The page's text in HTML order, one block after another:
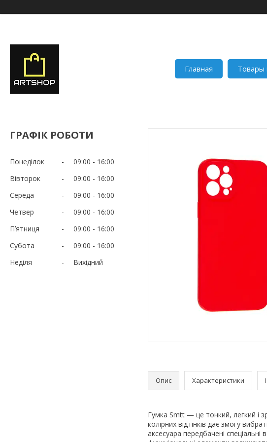
Главная Товары
ГРАФІК РОБОТИ
Понеділок 09:00
16:00
Вівторок
09:00
16:00
Середа
09:00
16:00
Четвер
09:00
16:00
Пʼятниця
09:00
16:00
Субота
09:00
16:00
Неділя
Вихідний
Опис Характеристики
Гумка Smtt — це тонкий, легкий і
колірних відтінків дає змогу
аксесуара передбачені